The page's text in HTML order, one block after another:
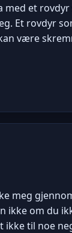
med et
Et rovdyr
være
meg
ikke om du
ikke til noe